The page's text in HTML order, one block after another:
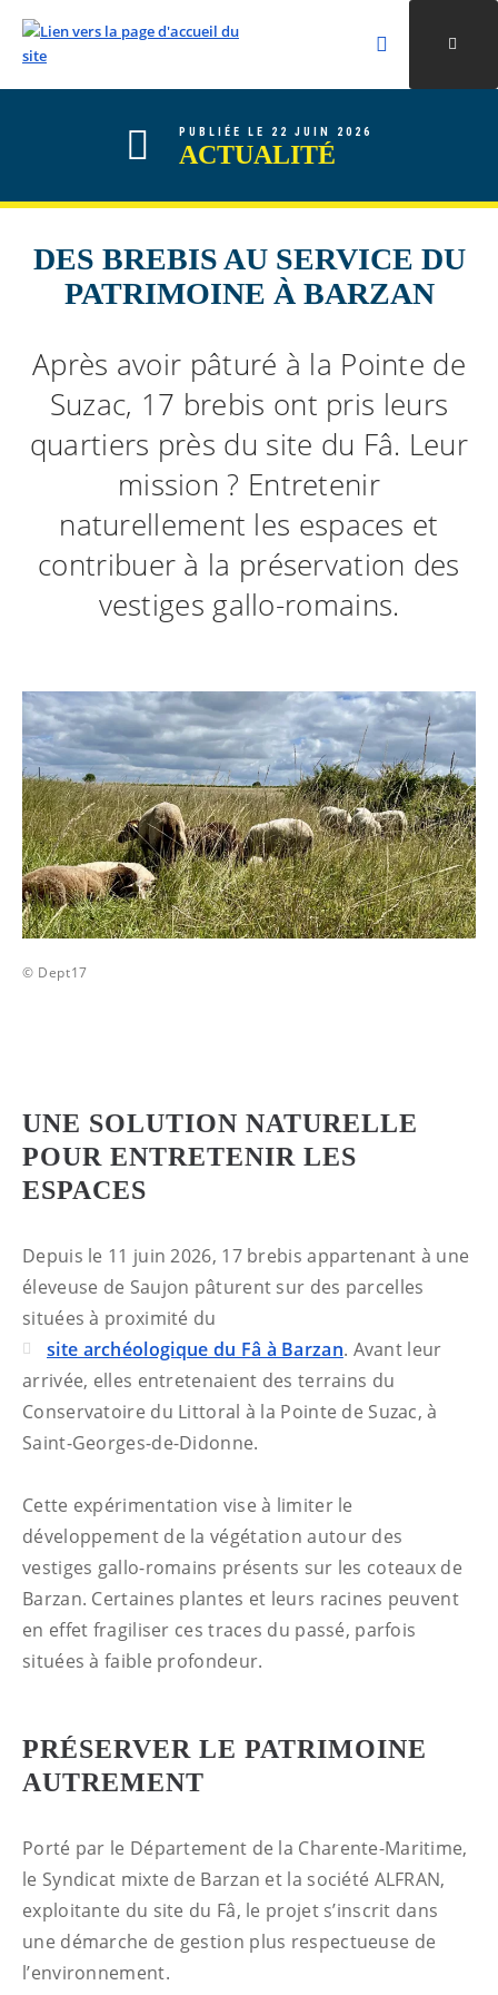
ALLER AU CONTENU
ALLER AU MENU
ALLER À LA RECHERCHE
Rechercher
Valider la
PUBLIÉE LE 22 JUIN 2026
ACTUALITÉ
DES BREBIS AU SERVICE DU
PATRIMOINE À BARZAN
Après avoir pâturé à la Pointe de
Suzac, 17 brebis ont pris leurs
quartiers près du site du Fâ. Leur
mission ? Entretenir
naturellement les espaces et
contribuer à la préservation des
vestiges gallo-romains.
© Dept17
UNE SOLUTION NATURELLE
POUR ENTRETENIR LES
ESPACES
Depuis le 11 juin 2026, 17 brebis appartenant à une
éleveuse de Saujon pâturent sur des parcelles
situées à proximité du
site archéologique du Fâ à Barzan. Avant leur
arrivée, elles entretenaient des terrains du
Conservatoire du Littoral à la Pointe de Suzac, à
Saint-Georges-de-Didonne.
Cette expérimentation vise à limiter le
développement de la végétation autour des
vestiges gallo-romains présents sur les coteaux de
Barzan. Certaines plantes et leurs racines peuvent
en effet fragiliser ces traces du passé, parfois
situées à faible profondeur.
PRÉSERVER LE PATRIMOINE
AUTREMENT
Porté par le Département de la Charente-Maritime,
le Syndicat mixte de Barzan et la société ALFRAN,
exploitante du site du Fâ, le projet s’inscrit dans
une démarche de gestion plus respectueuse de
l’environnement.